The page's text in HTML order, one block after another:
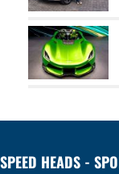
SPEED HEADS -